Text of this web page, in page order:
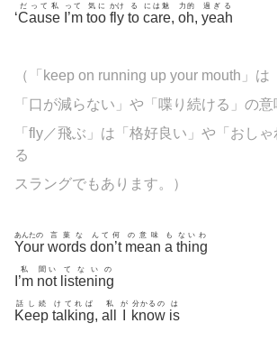
‘Cause
だって私
I’m
って
too
気に
fly
かけ
to
る
care
には魅
, oh
力的
, yeah
過ぎる
（「keep on running up your mouth」は
「口が減らない」や「喋り続ける」の意
「fly／飛ぶ」は「格好良い」や「おし
る
スラングでもあります。）
Your
あんたの
words
言葉な
don’t
んて何
mean
の意味
a
も
thing
ないわ
I’m
私
not
聞い
listening
てないの
Keep
話し続
talking
けてれば
, all
私 が
know
分かるの
is
は